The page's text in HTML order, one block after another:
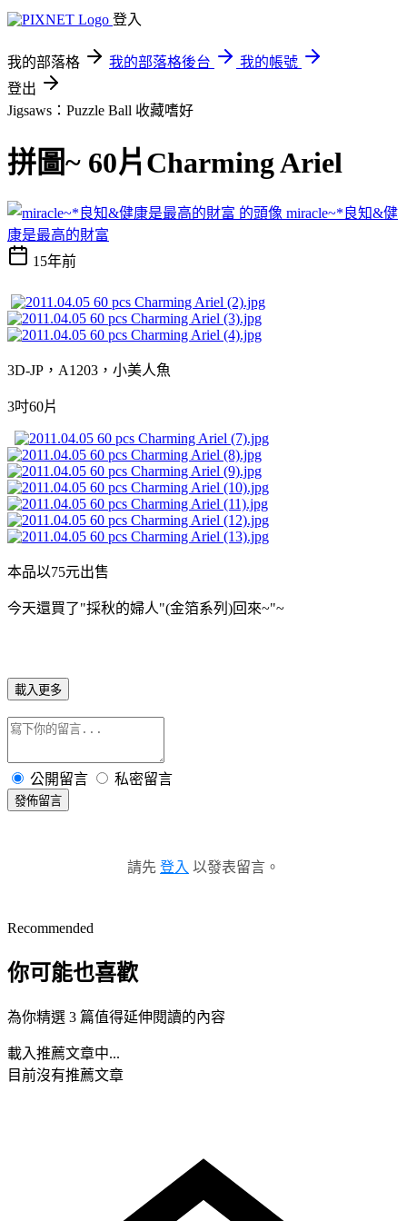
登入
我的部落格 我的部落格後台
我的帳號
登出
Jigsaws：Puzzle Ball 收藏嗜好
拼圖~ 60片Charming Ariel
miracle~*良知&健
康是最高的財富
15年前
3D-JP，A1203，小美人魚
3吋60片
本品以75元出售
今天還買了"採秋的婦人"(金箔系列)回來~"~
載入更多
公開留言 私密留言
發佈留言
請先 登入 以發表留言。
Recommended
你可能也喜歡
為你精選 3 篇值得延伸閱讀的內容
載入推薦文章中...
目前沒有推薦文章